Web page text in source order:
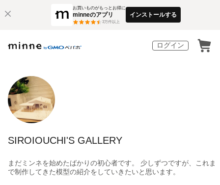
お買いものがもっとお得に
minneのアプリ
3万件以上
インストールする
ログイン
SIROIOUCHI'S GALLERY
まだミンネを始めたばかりの初心者です。 少しずつですが、これま
で制作してきた模型の紹介をしていきたいと思います。